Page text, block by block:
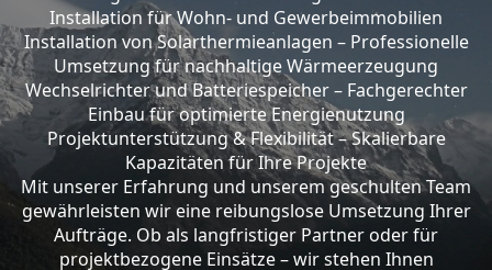
Installation für Wohn- und Gewerbeimmobilien
Installation von Solarthermieanlagen – Professionelle
Umsetzung für nachhaltige Wärmeerzeugung
Wechselrichter und Batteriespeicher – Fachgerechter
Einbau für optimierte Energienutzung
Projektunterstützung & Flexibilität – Skalierbare
Kapazitäten für Ihre Projekte
Mit unserer Erfahrung und unserem geschulten Team
gewährleisten wir eine reibungslose Umsetzung Ihrer
Aufträge. Ob als langfristiger Partner oder für
projektbezogene Einsätze – wir stehen Ihnen